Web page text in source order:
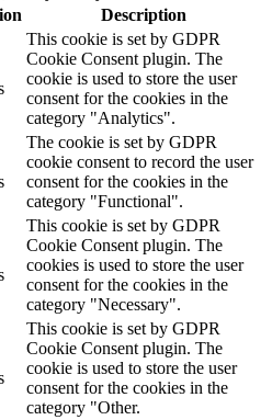
Description
This cookie is set by GDPR
Cookie Consent plugin. The
cookie is used to store the user
consent for the cookies in the
category "Analytics".
The cookie is set by GDPR
cookie consent to record the user
consent for the cookies in the
category "Functional".
This cookie is set by GDPR
Cookie Consent plugin. The
cookies is used to store the user
consent for the cookies in the
category "Necessary".
This cookie is set by GDPR
Cookie Consent plugin. The
cookie is used to store the user
consent for the cookies in the
category "Other.